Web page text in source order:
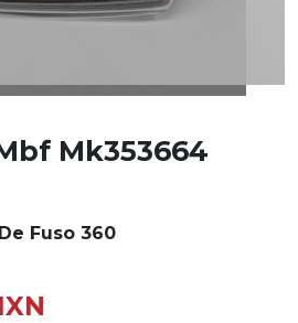
Mk353664
Fuso 360